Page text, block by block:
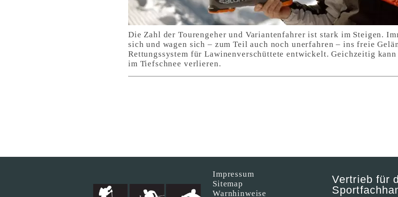
Die Zahl der Tourengeher und Variantenfahrer ist stark im Steigen.
sich und wagen sich – zum Teil auch noch unerfahren – ins freie
Rettungssystem für Lawinenverschüttete entwickelt. Geichzeitig
im Tiefschnee verlieren.
Impressum
Sitemap
Warnhinweise
Vertrieb für